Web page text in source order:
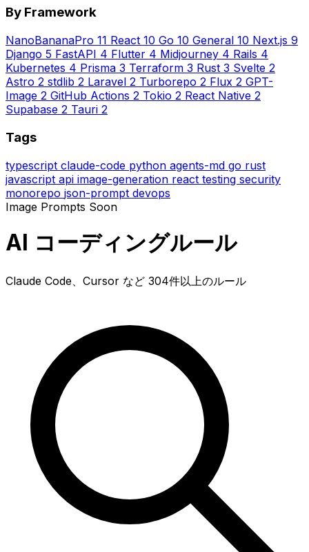
By Framework
NanoBananaPro 11 React 10 Go 10 General 10 Next.js 9
Django 5 FastAPI 4 Flutter 4 Midjourney 4 Rails 4
Kubernetes 4 Prisma 3 Terraform 3 Rust 3 Svelte 2
Astro 2 stdlib 2 Laravel 2 Turborepo 2 Flux 2 GPT-
Image 2 GitHub Actions 2 Tokio 2 React Native 2
Supabase 2 Tauri 2
Tags
typescript claude-code python agents-md go rust
javascript api image-generation react testing security
monorepo json-prompt devops
Image Prompts Soon
AI コーディングルール
Claude Code、Cursor など 304件以上のルール